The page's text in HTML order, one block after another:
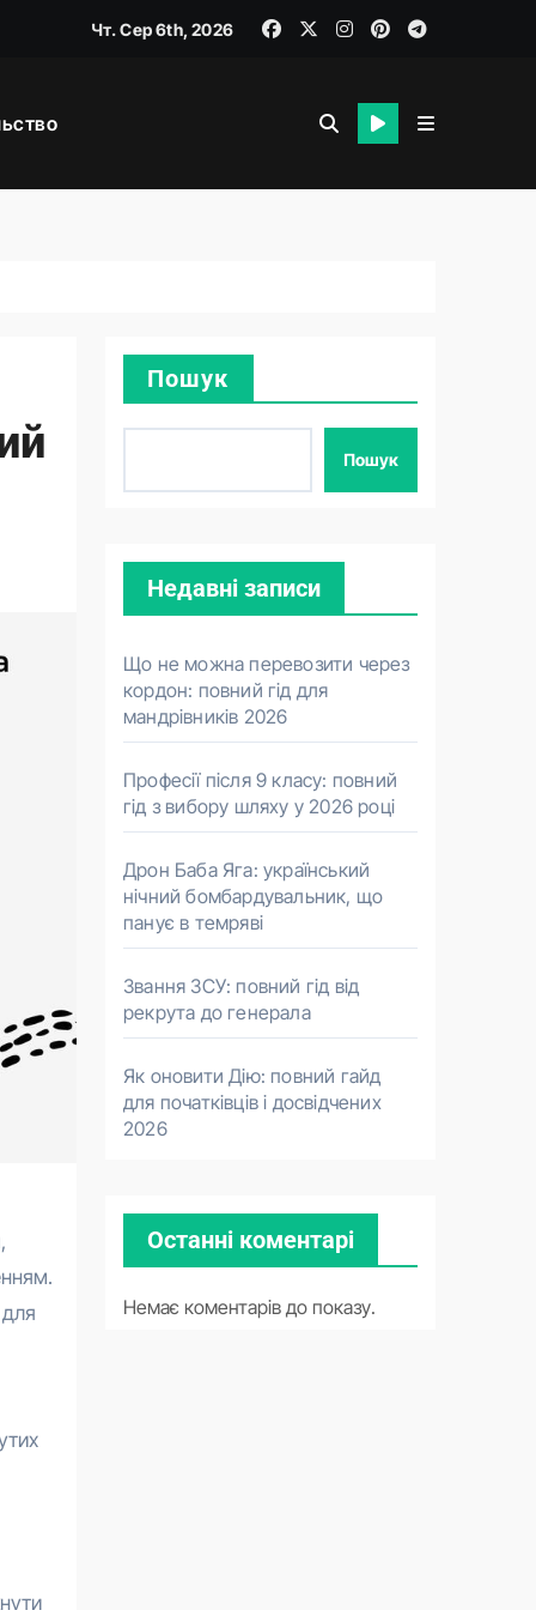
Чт. Сер 6th, 2026
Пошук
Пошук
Недавні записи
Що не можна перевозити через
кордон: повний гід для
мандрівників 2026
Професії після 9 класу: повний
гід з вибору шляху у 2026 році
Дрон Баба Яга: український
нічний бомбардувальник, що
панує в темряві
Звання ЗСУ: повний гід від
рекрута до генерала
Як оновити Дію: повний гайд
для початківців і досвідчених
2026
Останні коментарі
Немає коментарів до показу.